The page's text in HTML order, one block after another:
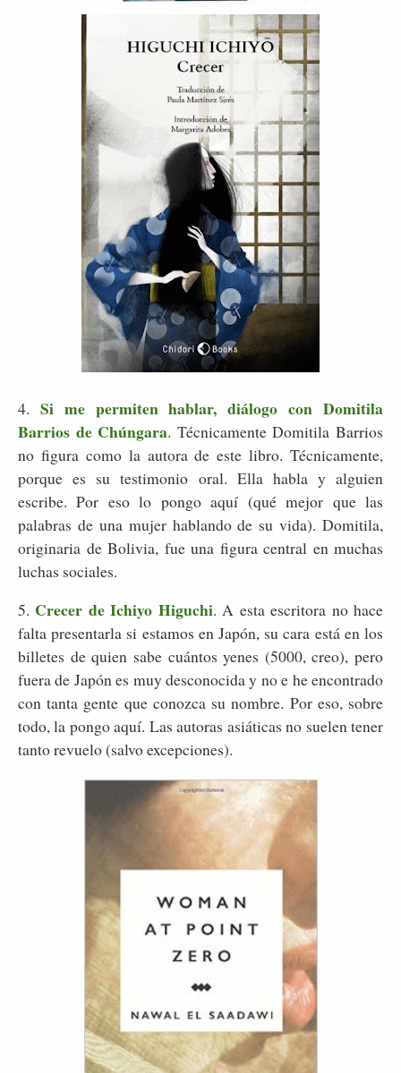
4. Si me permiten hablar, diálogo con Domitila
Barrios de Chúngara. Técnicamente Domitila Barrios
no figura como la autora de este libro. Técnicamente,
porque es su testimonio oral. Ella habla y alguien
escribe. Por eso lo pongo aquí (qué mejor que las
palabras de una mujer hablando de su vida). Domitila,
originaria de Bolivia, fue una figura central en muchas
luchas sociales.
5. Crecer de Ichiyo Higuchi. A esta escritora no hace
falta presentarla si estamos en Japón, su cara está en los
billetes de quien sabe cuántos yenes (5000, creo), pero
fuera de Japón es muy desconocida y no e he encontrado
con tanta gente que conozca su nombre. Por eso, sobre
todo, la pongo aquí. Las autoras asiáticas no suelen tener
tanto revuelo (salvo excepciones).